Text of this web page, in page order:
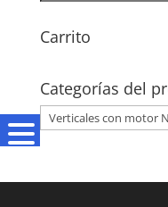
Carrito
Categorías del